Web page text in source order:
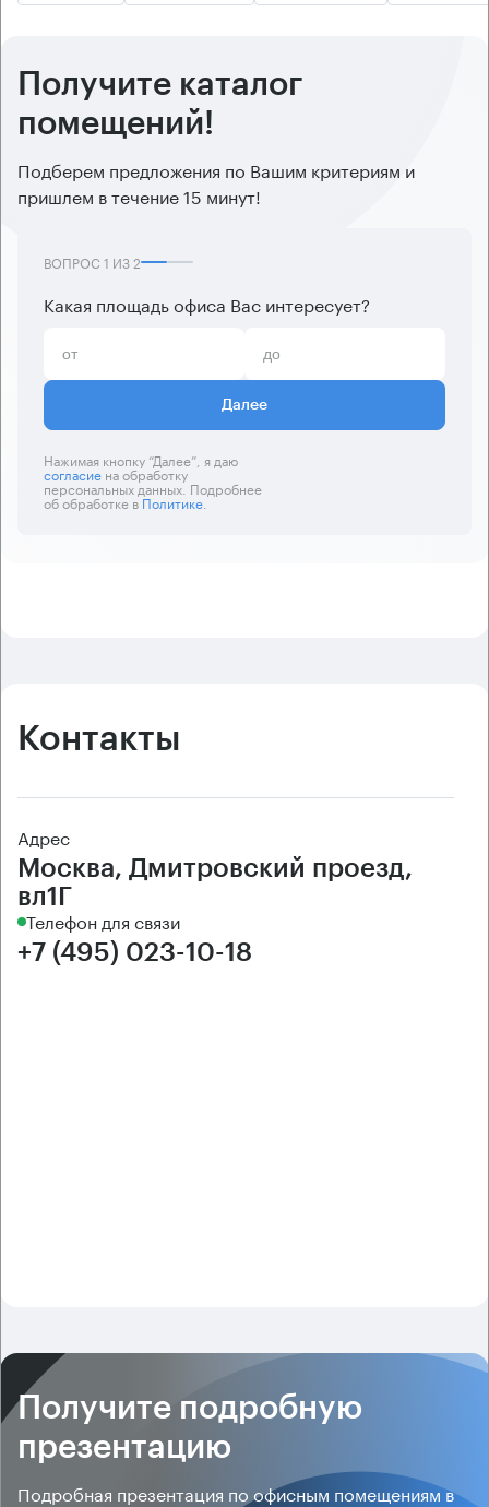
Получите каталог
помещений!
Подберем предложения по Вашим критериям и
пришлем в течение 15 минут!
ВОПРОС 1 ИЗ2
Какая площадь офиса Вас интересует?
Далее
Нажимая кнопку “Далее”, я даю
согласиена обработку
персональных данных. Подробнее
об обработке вПолитике.
Контакты
Адрес
Москва, Дмитровский проезд,
вл1Г
Телефон для связи
+7 (495) 023-10-18
Получите подробную
презентацию
Подробная презентация по офисным помещениям в